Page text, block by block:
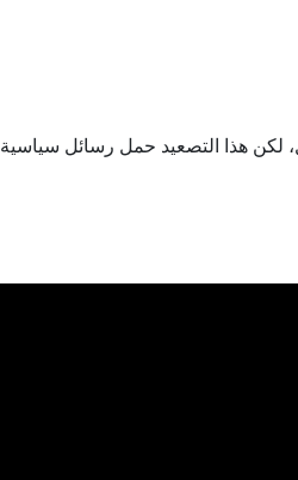
لكن هذا التصعيد حمل رسائل سياسية